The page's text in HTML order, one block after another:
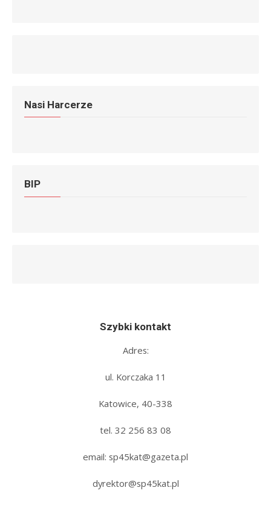
Nasi Harcerze
BIP
Szybki kontakt
Adres:
ul. Korczaka 11
Katowice, 40-338
tel. 32 256 83 08‬
email: sp45kat@gazeta.pl
dyrektor@sp45kat.pl